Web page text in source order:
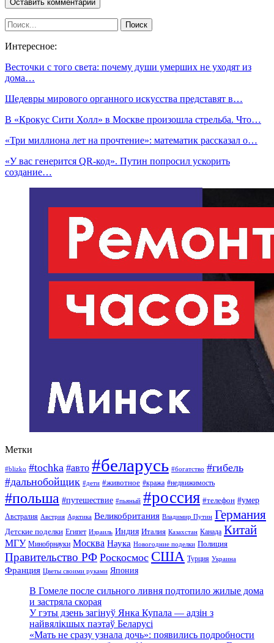
Интересное:
Весточки с того света: почему души умерших не уходят из
дома…
Шедевры мирового органного искусства представят в…
В «Крокус Сити Холл» в Москве произошла стрельба. Что…
«Три миллиона лет на прочтение»: математик рассказал о…
«У вас генерится QR-код». Путин попросил ускорить
создание…
Метки
#blizko #tochka #авто #беларусь #богатство #гибель
#дальнобойщик #дети #животное #кража #недвижимость
#польша #путешествие #пьяный #россия #телефон #умер
Австралия Австрия Арктика Великобритания Владимир Путин Германия
Детские поделки Египет Израиль Индия Италия Казахстан Канада Китай
МГУ Минобрнауки Москва Наука Новогодние поделки Полиция
Правительство РФ Роскосмос США Турция Украина
Франция Цветы своими руками Япония
В Гомеле после сильного ливня подтопило жилые дома
и застряла скорая
У гэты дзень загінуў Янка Купала — адзін з
найвялікшых паэтаў Беларусі
«Мать не сразу узнала дочь»: появились подробности